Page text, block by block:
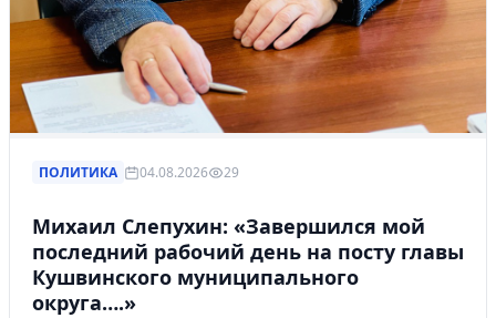
ПОЛИТИКА 04.08.2026 29
Михаил Слепухин: «Завершился мой
последний рабочий день на посту главы
Кушвинского муниципального
округа….»